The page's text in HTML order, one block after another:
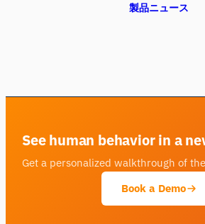
製品ニュース
See human behavior in a
Get a personalized walkthrough of
Book a Demo